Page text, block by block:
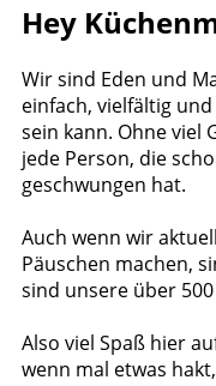
Hey
Wir sind Eden und
einfach, vielfältig
sein kann. Ohne viel
jede Person, die
geschwungen hat.
Auch wenn wir
Päuschen machen,
sind unsere über
Also viel Spaß hier
wenn mal etwas